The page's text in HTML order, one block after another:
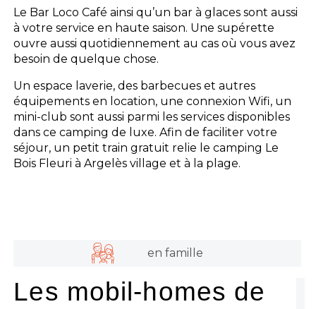
Le Bar Loco Café ainsi qu’un bar à glaces sont aussi
à votre service en haute saison. Une supérette
ouvre aussi quotidiennement au cas où vous avez
besoin de quelque chose.
Un espace laverie, des barbecues et autres
équipements en location, une connexion Wifi, un
mini-club sont aussi parmi les services disponibles
dans ce camping de luxe. Afin de faciliter votre
séjour, un petit train gratuit relie le camping Le
Bois Fleuri à Argelès village et à la plage.
en famille
Les mobil-homes de